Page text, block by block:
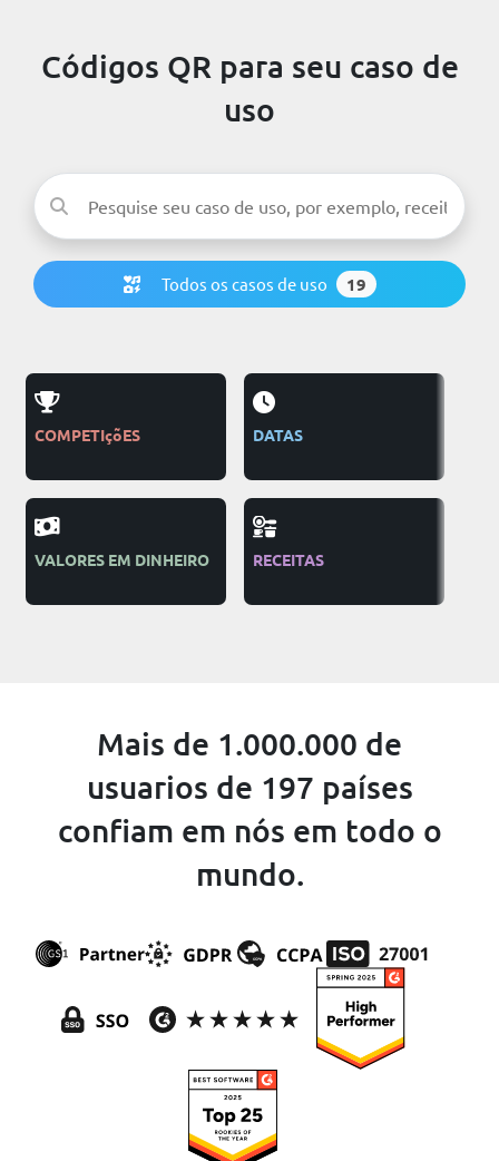
Códigos QR para seu caso de
uso
Todos os casos de uso 19
COMPETIçõES
VALORES EM DINHEIRO
DATAS
RECEITAS
Mais de 1.000.000 de
usuarios de 197 países
confiam em nós em todo o
mundo.